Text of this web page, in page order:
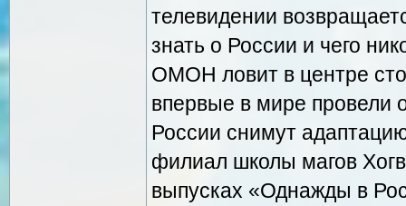
телевидении
знать о России и чего
ОМОН ловит в центре
впервые в мире провели
России снимут
филиал школы магов
выпусках «Однажды в